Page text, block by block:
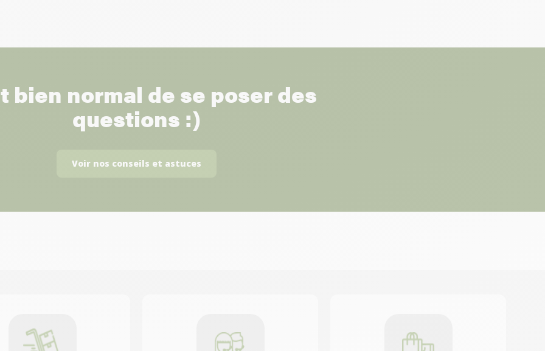
bien normal de se poser des
questions :)
Voir nos conseils et astuces